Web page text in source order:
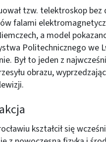
tzw. telektroskop bez
falami
a model
Politechnicznego we
Był to jeden z
obrazu,
kształcił się